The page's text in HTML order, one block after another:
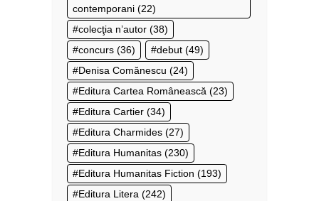
contemporani (22)
colecţia n’autor (38)
concurs (36) debut (49)
Denisa Comănescu (24)
Editura Cartea Românească (23)
Editura Cartier (34)
Editura Charmides (27)
Editura Humanitas (230)
Editura Humanitas Fiction (193)
Editura Litera (242)